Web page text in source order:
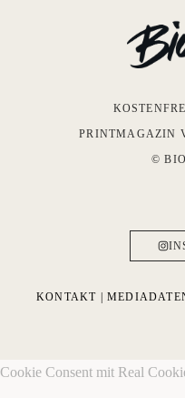
PRINTMAGAZIN
©
KONTAKT |
Cookie Consent mit Real